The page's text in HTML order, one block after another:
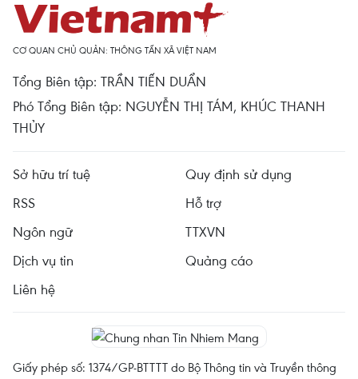
CƠ QUAN CHỦ QUẢN: THÔNG TẤN XÃ VIỆT NAM
Tổng Biên tập: TRẦN TIẾN DUẨN
Phó Tổng Biên tập: NGUYỄN THỊ TÁM, KHÚC THANH
THỦY
Sở hữu trí tuệ
Quy định sử dụng
RSS
Hỗ trợ
Ngôn ngữ
TTXVN
Dịch vụ tin
Quảng cáo
Liên hệ
Giấy phép số: 1374/GP-BTTTT do Bộ Thông tin và Truyền thông